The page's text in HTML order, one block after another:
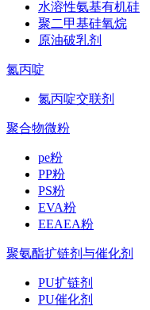
水溶性氨基有机硅
聚二甲基硅氧烷
原油破乳剂
氮丙啶
氮丙啶交联剂
聚合物微粉
pe粉
PP粉
PS粉
EVA粉
EEAEA粉
聚氨酯扩链剂与催化剂
PU扩链剂
PU催化剂